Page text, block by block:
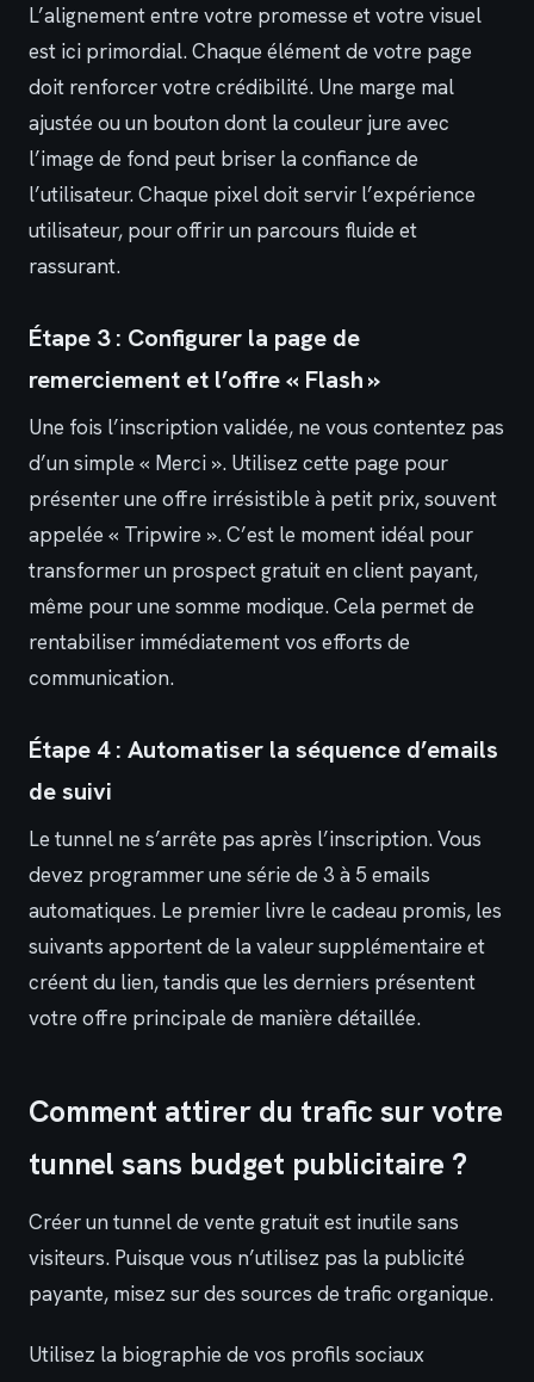
L’alignement entre votre promesse et votre visuel
est ici primordial. Chaque élément de votre page
doit renforcer votre crédibilité. Une marge mal
ajustée ou un bouton dont la couleur jure avec
l’image de fond peut briser la confiance de
l’utilisateur. Chaque pixel doit servir l’expérience
utilisateur, pour offrir un parcours fluide et
rassurant.
Étape 3 : Configurer la page de
remerciement et l’offre « Flash »
Une fois l’inscription validée, ne vous contentez pas
d’un simple « Merci ». Utilisez cette page pour
présenter une offre irrésistible à petit prix, souvent
appelée « Tripwire ». C’est le moment idéal pour
transformer un prospect gratuit en client payant,
même pour une somme modique. Cela permet de
rentabiliser immédiatement vos efforts de
communication.
Étape 4 : Automatiser la séquence d’emails
de suivi
Le tunnel ne s’arrête pas après l’inscription. Vous
devez programmer une série de 3 à 5 emails
automatiques. Le premier livre le cadeau promis, les
suivants apportent de la valeur supplémentaire et
créent du lien, tandis que les derniers présentent
votre offre principale de manière détaillée.
Comment attirer du trafic sur votre
tunnel sans budget publicitaire ?
Créer un tunnel de vente gratuit est inutile sans
visiteurs. Puisque vous n’utilisez pas la publicité
payante, misez sur des sources de trafic organique.
Utilisez la biographie de vos profils sociaux